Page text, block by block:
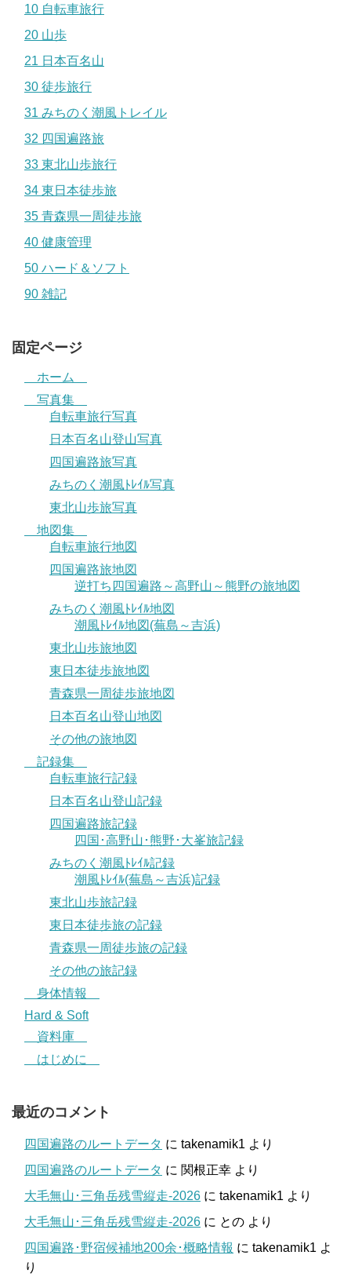
10 自転車旅行
20 山歩
21 日本百名山
30 徒歩旅行
31 みちのく潮風トレイル
32 四国遍路旅
33 東北山歩旅行
34 東日本徒歩旅
35 青森県一周徒歩旅
40 健康管理
50 ハード＆ソフト
90 雑記
固定ページ
ホーム
写真集
自転車旅行写真
日本百名山登山写真
四国遍路旅写真
みちのく潮風ﾄﾚｲﾙ写真
東北山歩旅写真
地図集
自転車旅行地図
四国遍路旅地図
逆打ち四国遍路～高野山～熊野の旅地図
みちのく潮風ﾄﾚｲﾙ地図
潮風ﾄﾚｲﾙ地図(蕪島～吉浜)
東北山歩旅地図
東日本徒歩旅地図
青森県一周徒歩旅地図
日本百名山登山地図
その他の旅地図
記録集
自転車旅行記録
日本百名山登山記録
四国遍路旅記録
四国･高野山･熊野･大峯旅記録
みちのく潮風ﾄﾚｲﾙ記録
潮風ﾄﾚｲﾙ(蕪島～吉浜)記録
東北山歩旅記録
東日本徒歩旅の記録
青森県一周徒歩旅の記録
その他の旅記録
身体情報
Hard & Soft
資料庫
はじめに
最近のコメント
四国遍路のルートデータ に takenamik1 より
四国遍路のルートデータ に 関根正幸 より
大毛無山･三角岳残雪縦走-2026 に takenamik1 より
大毛無山･三角岳残雪縦走-2026 に との より
四国遍路･野宿候補地200余･概略情報 に takenamik1 よ
り